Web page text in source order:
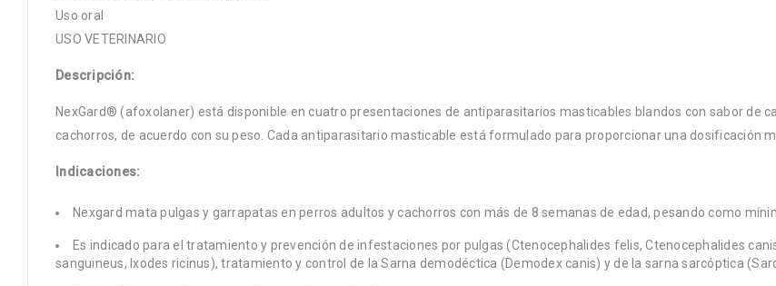
Uso oral
USO VETERINARIO
Descripción:
NexGard® (afoxolaner) está disponible en cuatro presentaciones de antiparasitarios masticables blandos con sabor de
cachorros, de acuerdo con su peso. Cada antiparasitario masticable está formulado para proporcionar una dosificación
Indicaciones:
Nexgard mata pulgas y garrapatas en perros adultos y cachorros con más de 8 semanas de edad, pesando como
Es indicado para el tratamiento y prevención de infestaciones por pulgas (Ctenocephalides felis, Ctenocephalides
sanguineus, Ixodes ricinus), tratamiento y control de la Sarna demodéctica (Demodex canis) y de la sarna sarcóptica